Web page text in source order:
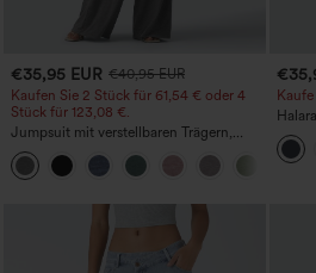
€35,95 EUR €40,95 EUR
Kaufen Sie 2 Stück für 61,54 € oder 4
Stück für 123,08 €.
Jumpsuit mit verstellbaren Trägern,
gerafftem Detail, weitem Bein und
meliertem Stoff, lässig, mit Taschen -
Easy Peezy
mit
Po-